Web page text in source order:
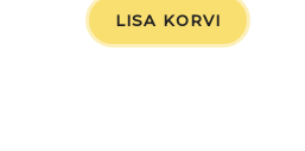
LISA KORVI